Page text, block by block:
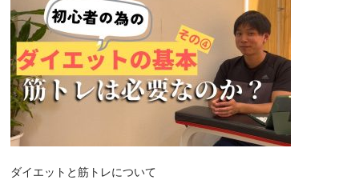
ダイエットと筋トレについて